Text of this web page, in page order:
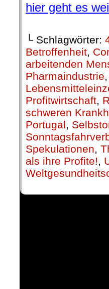
hier geht es
└ Schlagwörter:
Betroffenheit,
arbeitenden
Pharmaindustrie,
Profitwirtschaft,
schweren
Portugal,
Spekulationen,
als ihre Profite!,